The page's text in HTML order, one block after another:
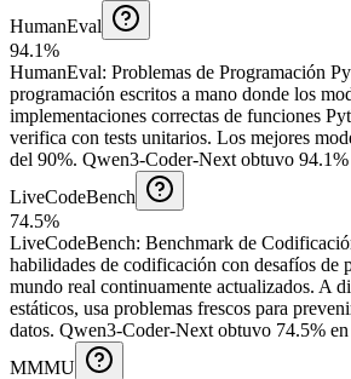
HumanEval
94.1%
HumanEval: Problemas de Programación
programación escritos a mano donde los
implementaciones correctas de funciones
verifica con tests unitarios. Los mejores
del 90%. Qwen3-Coder-Next obtuvo 94.1%
LiveCodeBench
74.5%
LiveCodeBench: Benchmark de
habilidades de codificación con desafíos de
mundo real continuamente actualizados. A
estáticos, usa problemas frescos para
datos. Qwen3-Coder-Next obtuvo 74.5% en
MMMU